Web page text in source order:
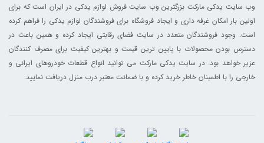
وب سایت یدکی مارکت بزرگترین وب سایت فروش لوازم یدکی در ایران است که برای
اولین بار امکان غرفه داری و ایجاد فروشگاه برای فروشندگان لوازم یدکی را فراهم کرده
است. وجود فروشندگان متعدد در سایت فضای رقابتی ایجاد کرده و همین باعث در
دسترس بودن محصولات با پایین ترین قیمت و بهترین کیفیت برای مصرف کنندگان
عزیر خواهد بود. در سایت یدکی مارکت می توانید انواع قطعات خودروهای ایرانی و
خارجی را با اطمینان خاطر خرید کرده و با ضمانت معتبر درب منزل دریافت نمایید.